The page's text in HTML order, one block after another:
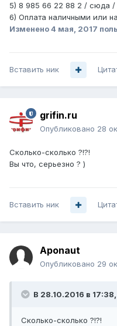
5) 8 985 66 22 88 2 / сюда
6) Оплата наличными или
Изменено4 мая, 2017
Вставить ник
grifin.ru
Опубликовано 28
Сколько-сколько ?!?!
Вы что, серьезно ? )
Вставить ник
Aponaut
Опубликовано 29
В 28.10.2016 в
Сколько-сколько ?!?!